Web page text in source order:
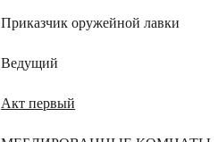
Приказчик оружейной лавки
Ведущий
Акт первый